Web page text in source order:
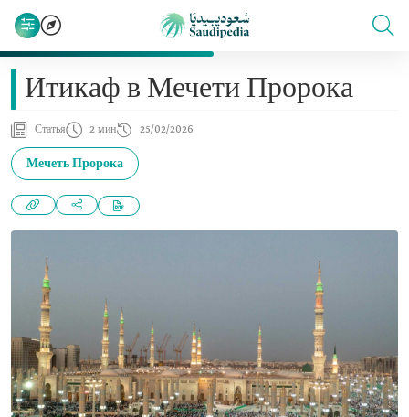
Итикаф в Мечети Пророка
Статья 2 мин 25/02/2026
Мечеть Пророка